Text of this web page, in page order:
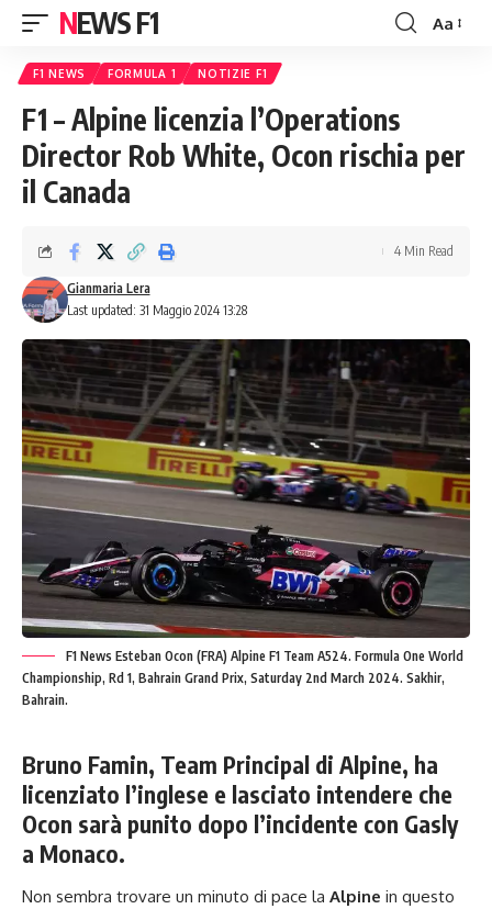
NEWS F1
Font
Aa
F1 NEWS FORMULA 1 NOTIZIE F1
F1 – Alpine licenzia l’Operations
Director Rob White, Ocon rischia per
il Canada
Last updated: 31 Maggio 2024 13:28
Gianmaria Lera
4 Min Read
F1 News Esteban Ocon (FRA) Alpine F1 Team A524. Formula One World
Championship, Rd 1, Bahrain Grand Prix, Saturday 2nd March 2024. Sakhir,
Bahrain.
Bruno Famin, Team Principal di Alpine, ha
licenziato l’inglese e lasciato intendere che
Ocon sarà punito dopo l’incidente con Gasly
a Monaco.
Non sembra trovare un minuto di pace la Alpine in questo